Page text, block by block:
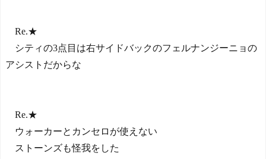
Re.★
シティの3点目は右サイドバックのフェルナンジーニョの
アシストだからな
Re.★
ウォーカーとカンセロが使えない
ストーンズも怪我をした